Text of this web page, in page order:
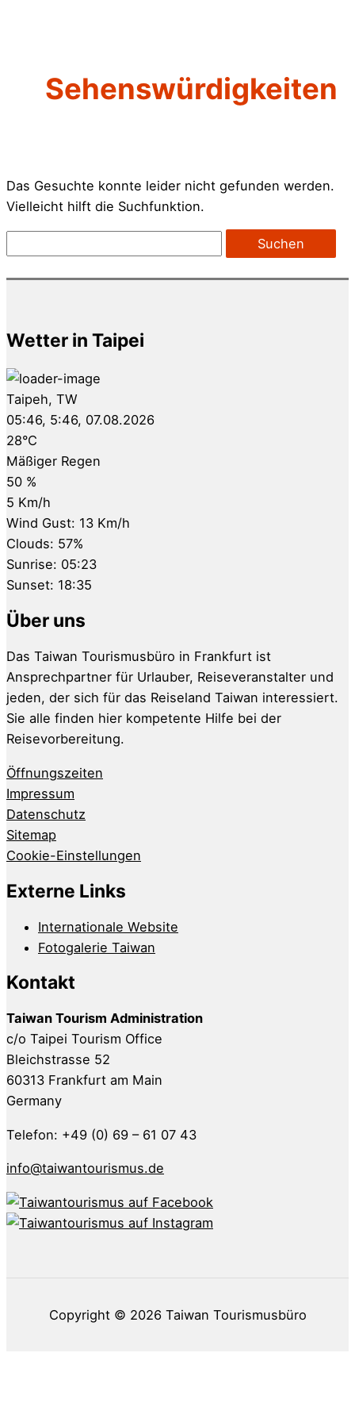
Sehenswürdigkeiten
Das Gesuchte konnte leider nicht gefunden werden.
Vielleicht hilft die Suchfunktion.
nach:
Wetter in Taipei
Taipeh, TW
05:46, 5:46, 07.08.2026
28°C
Mäßiger Regen
50 %
5 Km/h
Wind Gust: 13 Km/h
Clouds: 57%
Sunrise: 05:23
Sunset: 18:35
Über uns
Das Taiwan Tourismusbüro in Frankfurt ist
Ansprechpartner für Urlauber, Reiseveranstalter und
jeden, der sich für das Reiseland Taiwan interessiert.
Sie alle finden hier kompetente Hilfe bei der
Reisevorbereitung.
Öffnungszeiten
Impressum
Datenschutz
Sitemap
Cookie-Einstellungen
Externe Links
Internationale Website
Fotogalerie Taiwan
Kontakt
Taiwan Tourism Administration
c/o Taipei Tourism Office
Bleichstrasse 52
60313 Frankfurt am Main
Germany
Telefon: +49 (0) 69 – 61 07 43
info@taiwantourismus.de
Copyright © 2026 Taiwan Tourismusbüro